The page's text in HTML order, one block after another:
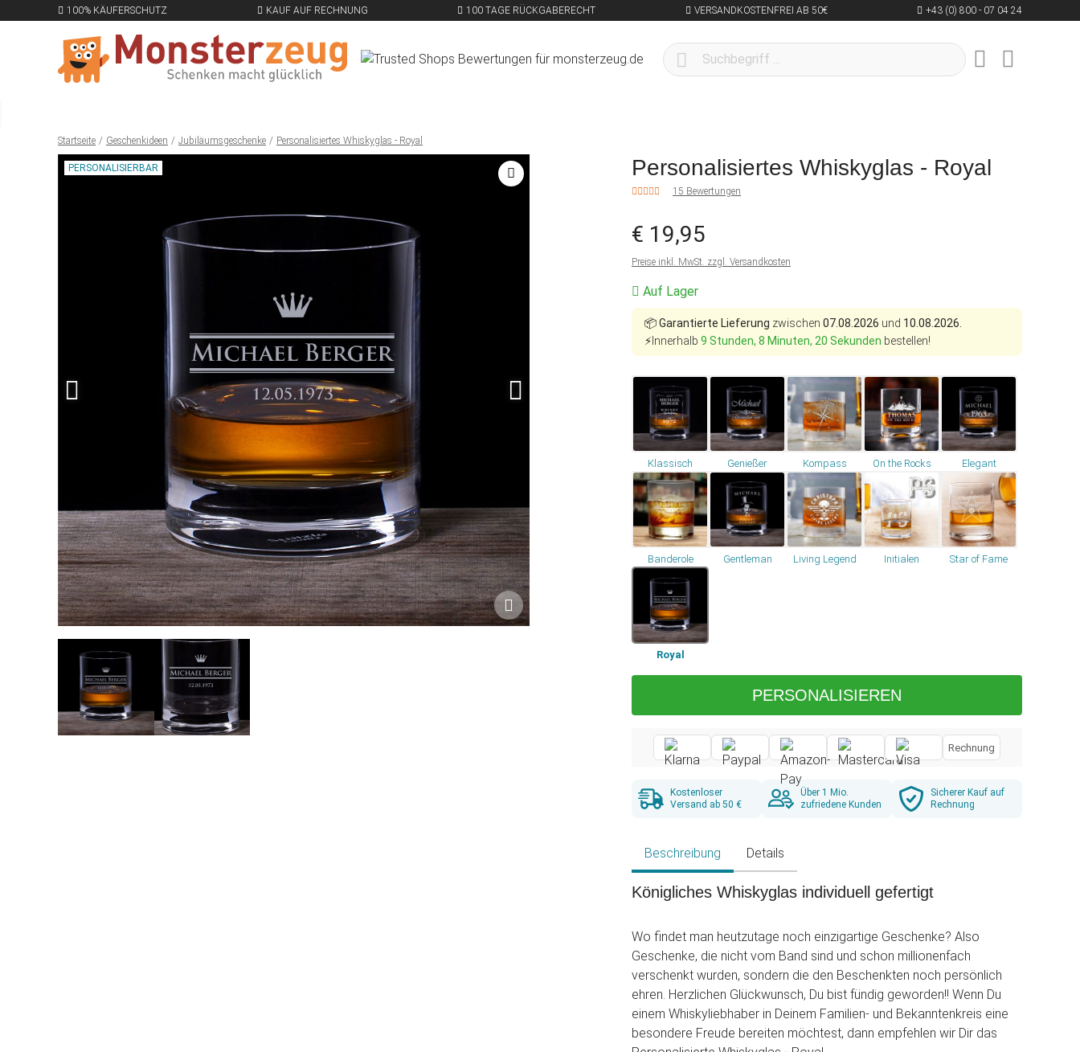
100% KÄUFERSCHUTZ KAUF AUF RECHNUNG 100 TAGE RÜCKGABERECHT VERSANDKOSTENFREI AB 50€ +43 (0) 800 - 07 04 24
Startseite Geschenkideen Jubiläumsgeschenke Personalisiertes Whiskyglas - Royal
PERSONALISIERBAR Personalisiertes Whiskyglas - Royal
15 Bewertungen
€ 19,95
Preise inkl. MwSt. zzgl. Versandkosten
Auf Lager
📦Garantierte Lieferung zwischen 07.08.2026 und 10.08.2026.
⚡Innerhalb 9 Stunden, 8 Minuten, 19 Sekunden bestellen!
Klassisch Genießer Kompass On the Rocks Elegant
Banderole Gentleman Living Legend Initialen Star of Fame
Royal
PERSONALISIEREN
Rechnung
Kostenloser
Versand ab 50 €
Über 1 Mio.
zufriedene Kunden
Sicherer Kauf auf
Rechnung
Beschreibung Details
Königliches Whiskyglas individuell gefertigt
Wo findet man heutzutage noch einzigartige Geschenke? Also
Geschenke, die nicht vom Band sind und schon millionenfach
verschenkt wurden, sondern die den Beschenkten noch persönlich
ehren. Herzlichen Glückwunsch, Du bist fündig geworden!! Wenn Du
einem Whiskyliebhaber in Deinem Familien- und Bekanntenkreis eine
besondere Freude bereiten möchtest, dann empfehlen wir Dir das